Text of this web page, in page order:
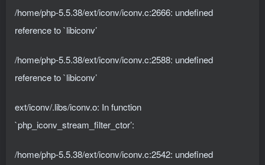
/home/php-5.5.38/ext/iconv/iconv.c:2666: undefined
reference to `libiconv’
/home/php-5.5.38/ext/iconv/iconv.c:2588: undefined
reference to `libiconv’
ext/iconv/.libs/iconv.o: In function
`php_iconv_stream_filter_ctor’:
/home/php-5.5.38/ext/iconv/iconv.c:2542: undefined